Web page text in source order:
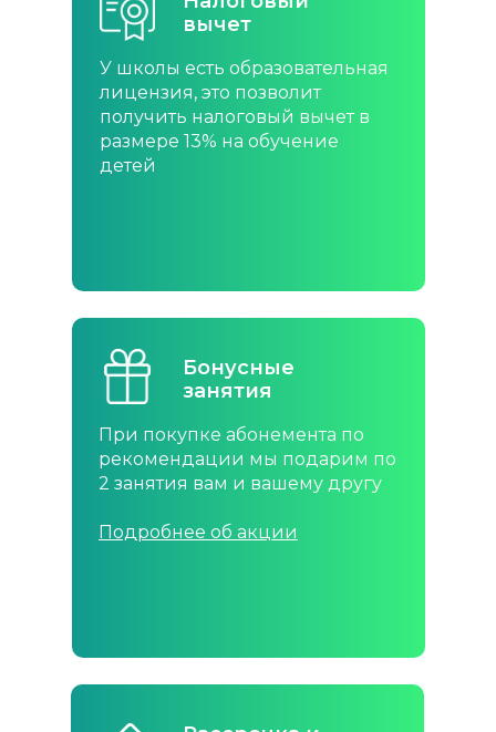
У школы есть образовательная
лицензия, это позволит
получить налоговый вычет в
размере 13% на обучение
детей
вычет
У школы есть образовательная
лицензия, это позволит
получить налоговый вычет в
размере 13% на обучение
детей
вычет
При покупке абонемента по
рекомендации мы подарим по
2 занятия вам и вашему другу
Подробнее об акции
Бонусные
занятия
При покупке абонемента по
рекомендации мы подарим по
2 занятия вам и вашему другу
Подробнее об акции
Бонусные
занятия